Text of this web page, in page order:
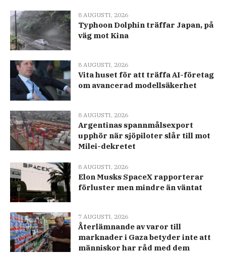
8 AUGUSTI, 2026
Typhoon Dolphin träffar Japan, på
väg mot Kina
8 AUGUSTI, 2026
Vita huset för att träffa AI-företag
om avancerad modellsäkerhet
8 AUGUSTI, 2026
Argentinas spannmålsexport
upphör när sjöpiloter slår till mot
Milei-dekretet
8 AUGUSTI, 2026
Elon Musks SpaceX rapporterar
förluster men mindre än väntat
7 AUGUSTI, 2026
Återlämnande av varor till
marknader i Gaza betyder inte att
människor har råd med dem